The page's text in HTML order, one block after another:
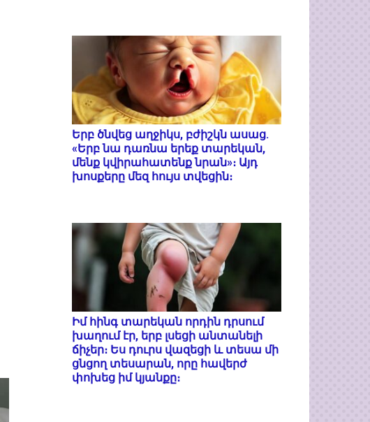
Երբ ծնվեց աղջիկս, բժիշկն ասաց.
«Երբ նա դառնա երեք տարեկան,
մենք կվիրահատենք նրան»։ Այդ
խոսքերը մեզ հույս տվեցին։
Իմ հինգ տարեկան որդին դրսում
խաղում էր, երբ լսեցի անտանելի
ճիչեր։ Ես դուրս վազեցի և տեսա մի
ցնցող տեսարան, որը հավերժ
փոխեց իմ կյանքը։